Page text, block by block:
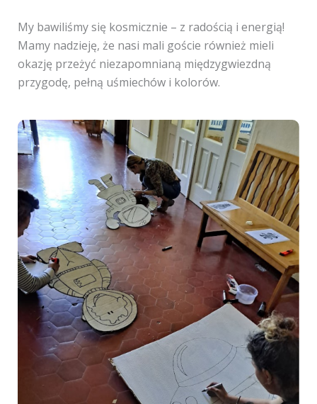
My bawiliśmy się kosmicznie – z radością i energią!
Mamy nadzieję, że nasi mali goście również mieli
okazję przeżyć niezapomnianą międzygwiezdną
przygodę, pełną uśmiechów i kolorów.